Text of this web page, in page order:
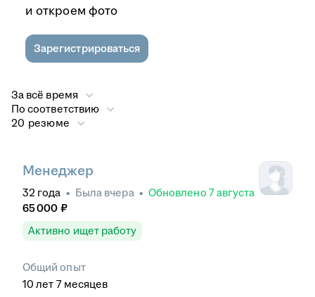
и откроем фото
Зарегистрироваться
За всё время
По соответствию
20 резюме
Менеджер
32 года • Была вчера • Обновлено 7 августа
65 000 ₽
Активно ищет работу
Общий опыт
10 лет 7 месяцев